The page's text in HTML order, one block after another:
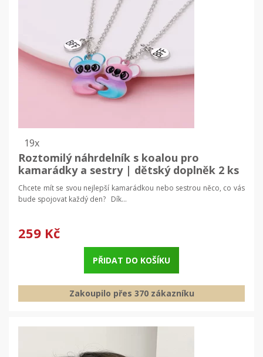
19x
Roztomilý náhrdelník s koalou pro
kamarádky a sestry | dětský doplněk 2 ks
Chcete mít se svou nejlepší kamarádkou nebo sestrou něco, co vás
bude spojovat každý den? Dík...
259 Kč
PŘIDAT DO KOŠÍKU
Zakoupilo přes 370 zákazníku